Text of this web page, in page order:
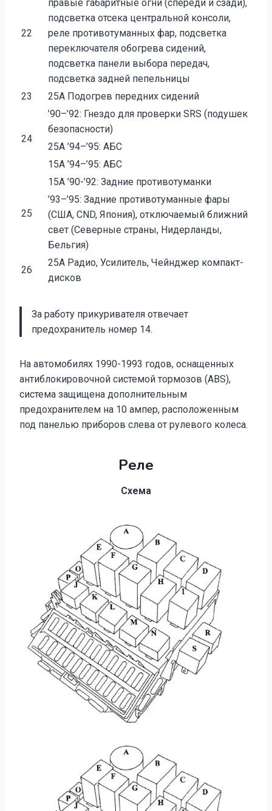
22
правые габаритные огни (спереди и сзади),
подсветка отсека центральной консоли,
реле противотуманных фар, подсветка
переключателя обогрева сидений,
подсветка панели выбора передач,
подсветка задней пепельницы
23
25A Подогрев передних сидений
24
’90–’92: Гнездо для проверки SRS (подушек
безопасности)
25A ’94–’95: АБС
15A ’94–’95: АБС
25
15A ’90-’92: Задние противотуманки
’93–’95: Задние противотуманные фары
(США, CND, Япония), отключаемый ближний
свет (Северные страны, Нидерланды,
Бельгия)
26
25A Радио, Усилитель, Чейнджер компакт-
дисков
За работу прикуривателя отвечает
предохранитель номер 14.
На автомобилях 1990-1993 годов, оснащенных
антиблокировочной системой тормозов (ABS),
система защищена дополнительным
предохранителем на 10 ампер, расположенным
под панелью приборов слева от рулевого колеса.
Реле
Схема